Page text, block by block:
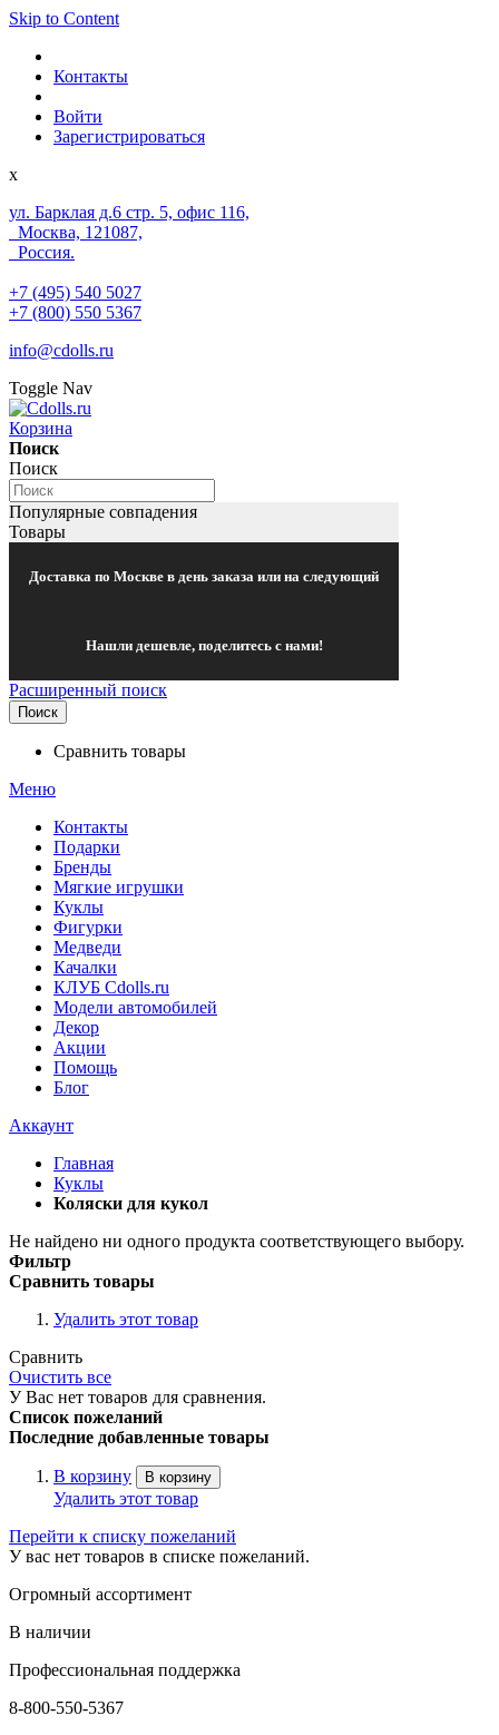
Skip to Content
Контакты
Войти
Зарегистрироваться
x
ул. Барклая д.6 стр. 5, офис 116,
Москва, 121087,
Россия.
+7 (495) 540 5027
+7 (800) 550 5367
info@cdolls.ru
Toggle Nav
Корзина
Поиск
Поиск
Популярные совпадения
Товары
Доставка по Москве в день заказа или на следующий
Нашли дешевле, поделитесь с нами!
Расширенный поиск
Поиск
Сравнить товары
Меню
Контакты
Подарки
Бренды
Мягкие игрушки
Куклы
Фигурки
Медведи
Качалки
КЛУБ Cdolls.ru
Модели автомобилей
Декор
Акции
Помощь
Блог
Аккаунт
Главная
Куклы
Коляски для кукол
Не найдено ни одного продукта соответствующего выбору.
Фильтр
Сравнить товары
Удалить этот товар
Сравнить
Очистить все
У Вас нет товаров для сравнения.
Список пожеланий
Последние добавленные товары
В корзину В корзину
Удалить этот товар
Перейти к списку пожеланий
У вас нет товаров в списке пожеланий.
Огромный ассортимент
В наличии
Профессиональная поддержка
8-800-550-5367